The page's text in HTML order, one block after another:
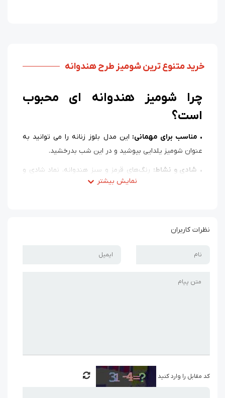
خرید متنوع ترین شومیز طرح هندوانه
چرا شومیز هندوانه ای محبوب
است؟
• مناسب برای مهمانی: این مدل بلوز زنانه را می توانید به
عنوان شومیز یلدایی بپوشید و در این شب بدرخشید.
• شادی و نشاط: رنگ‌های قرمز و سبز هندوانه، نماد شادی و
نشاط هستند و به طور طبیعی لبخند را بر لبان شما و
و پاییزی محسوب می‌شود به همین دلیل، انتخابی عالی برای
•تنوع طرح و رنگ:
شومیزهای هندونه ای با ترکیب رنگ سبز و
امکان می‌دهد تا طرح مورد علاقه خود را انتخاب کنید.
کنیم؟
ست کردن شومیز هندوانه ای، بسیار آسان است. شما
می‌توانید آن را با انواع شلوارها، دامن‌ها و کت‌ها ست کنید.
نظرات کاربران
کد مقابل را وارد کنید